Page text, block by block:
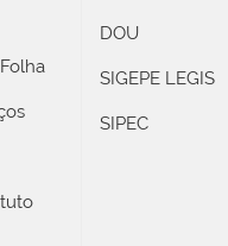
DOU
SIGEPE LEGIS
SIPEC